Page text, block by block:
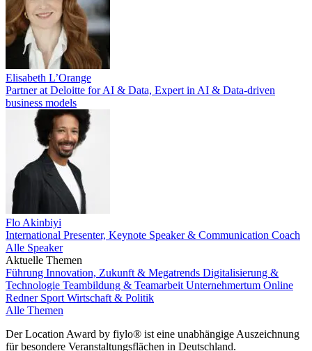
Elisabeth L’Orange
Partner at Deloitte for AI & Data, Expert in AI & Data-driven
business models
Flo Akinbiyi
International Presenter, Keynote Speaker & Communication Coach
Alle Speaker
Aktuelle Themen
Führung Innovation, Zukunft & Megatrends Digitalisierung &
Technologie Teambildung & Teamarbeit Unternehmertum Online
Redner Sport Wirtschaft & Politik
Alle Themen
Der Location Award by fiylo® ist eine unabhängige Auszeichnung
für besondere Veranstaltungsflächen in Deutschland.